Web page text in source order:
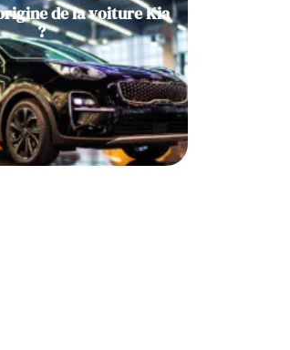
de la voiture Kia
?